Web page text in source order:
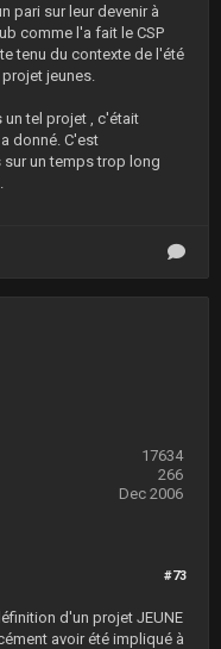
pari sur leur devenir à
comme l'a fait le CSP
tenu du contexte de l'été
jeunes.
un tel projet , c'était
donné. C'est
un temps trop long
17634
266
Dec 2006
#73
d'un projet JEUNE
avoir été impliqué à